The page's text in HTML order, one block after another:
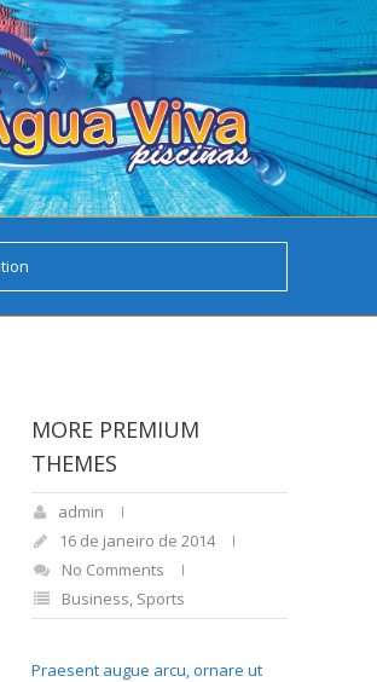
MORE PREMIUM
THEMES
admin
16 de janeiro de 2014
No Comments
Business, Sports
Praesent augue arcu, ornare ut